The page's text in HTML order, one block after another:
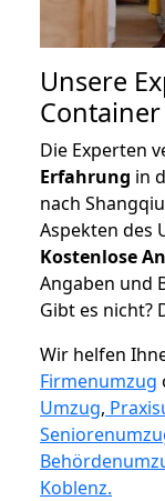
Unsere
Die Experten
Erfahrung in
nach
Aspekten des
Kostenlose
Angaben und
Gibt es nicht?
Wir helfen
Firmenumzug
Umzug,
Koblenz.